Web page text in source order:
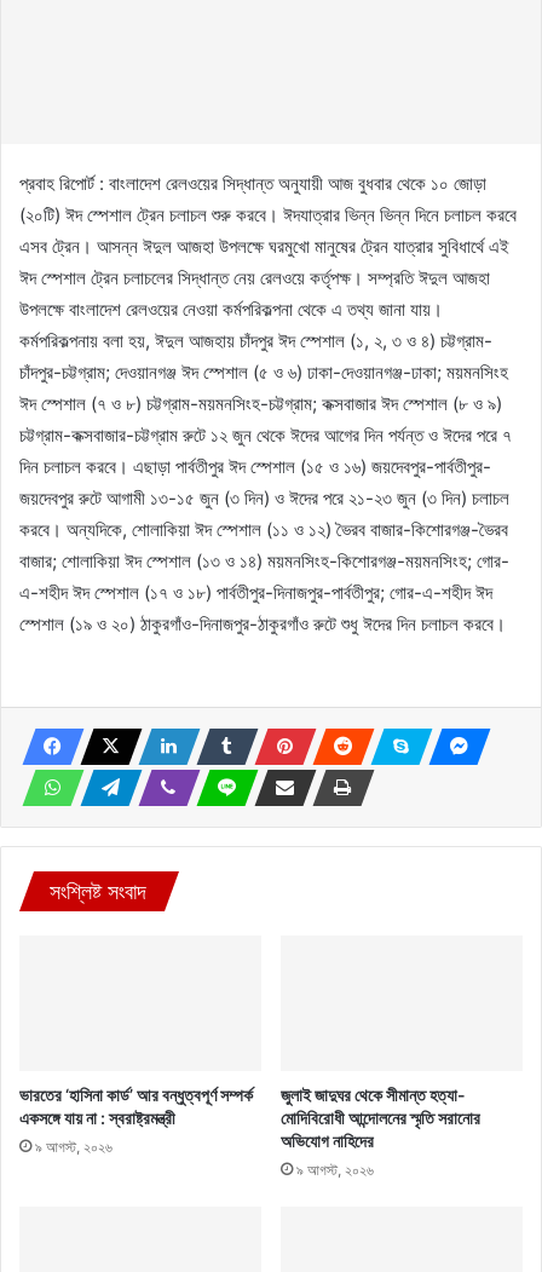
প্রবাহ রিপোর্ট : বাংলাদেশ রেলওয়ের সিদ্ধান্ত অনুযায়ী আজ বুধবার থেকে ১০ জোড়া
(২০টি) ঈদ স্পেশাল ট্রেন চলাচল শুরু করবে। ঈদযাত্রার ভিন্ন ভিন্ন দিনে চলাচল করবে
এসব ট্রেন। আসন্ন ঈদুল আজহা উপলক্ষে ঘরমুখো মানুষের ট্রেন যাত্রার সুবিধার্থে এই
ঈদ স্পেশাল ট্রেন চলাচলের সিদ্ধান্ত নেয় রেলওয়ে কর্তৃপক্ষ। সম্প্রতি ঈদুল আজহা
উপলক্ষে বাংলাদেশ রেলওয়ের নেওয়া কর্মপরিকল্পনা থেকে এ তথ্য জানা যায়।
কর্মপরিকল্পনায় বলা হয়, ঈদুল আজহায় চাঁদপুর ঈদ স্পেশাল (১, ২, ৩ ও ৪) চট্টগ্রাম-
চাঁদপুর-চট্টগ্রাম; দেওয়ানগঞ্জ ঈদ স্পেশাল (৫ ও ৬) ঢাকা-দেওয়ানগঞ্জ-ঢাকা; ময়মনসিংহ
ঈদ স্পেশাল (৭ ও ৮) চট্টগ্রাম-ময়মনসিংহ-চট্টগ্রাম; কক্সবাজার ঈদ স্পেশাল (৮ ও ৯)
চট্টগ্রাম-কক্সবাজার-চট্টগ্রাম রুটে ১২ জুন থেকে ঈদের আগের দিন পর্যন্ত ও ঈদের পরে ৭
দিন চলাচল করবে। এছাড়া পার্বতীপুর ঈদ স্পেশাল (১৫ ও ১৬) জয়দেবপুর-পার্বতীপুর-
জয়দেবপুর রুটে আগামী ১৩-১৫ জুন (৩ দিন) ও ঈদের পরে ২১-২৩ জুন (৩ দিন) চলাচল
করবে। অন্যদিকে, শোলাকিয়া ঈদ স্পেশাল (১১ ও ১২) ভৈরব বাজার-কিশোরগঞ্জ-ভৈরব
বাজার; শোলাকিয়া ঈদ স্পেশাল (১৩ ও ১৪) ময়মনসিংহ-কিশোরগঞ্জ-ময়মনসিংহ; গোর-
এ-শহীদ ঈদ স্পেশাল (১৭ ও ১৮) পার্বতীপুর-দিনাজপুর-পার্বতীপুর; গোর-এ-শহীদ ঈদ
স্পেশাল (১৯ ও ২০) ঠাকুরগাঁও-দিনাজপুর-ঠাকুরগাঁও রুটে শুধু ঈদের দিন চলাচল করবে।
সংশ্লিষ্ট সংবাদ
ভারতের ‘হাসিনা কার্ড’ আর বন্ধুত্বপূর্ণ সম্পর্ক
একসঙ্গে যায় না : স্বরাষ্ট্রমন্ত্রী
৯ আগস্ট, ২০২৬
জুলাই জাদুঘর থেকে সীমান্ত হত্যা-
মোদিবিরোধী আন্দোলনের স্মৃতি সরানোর
অভিযোগ নাহিদের
৯ আগস্ট, ২০২৬